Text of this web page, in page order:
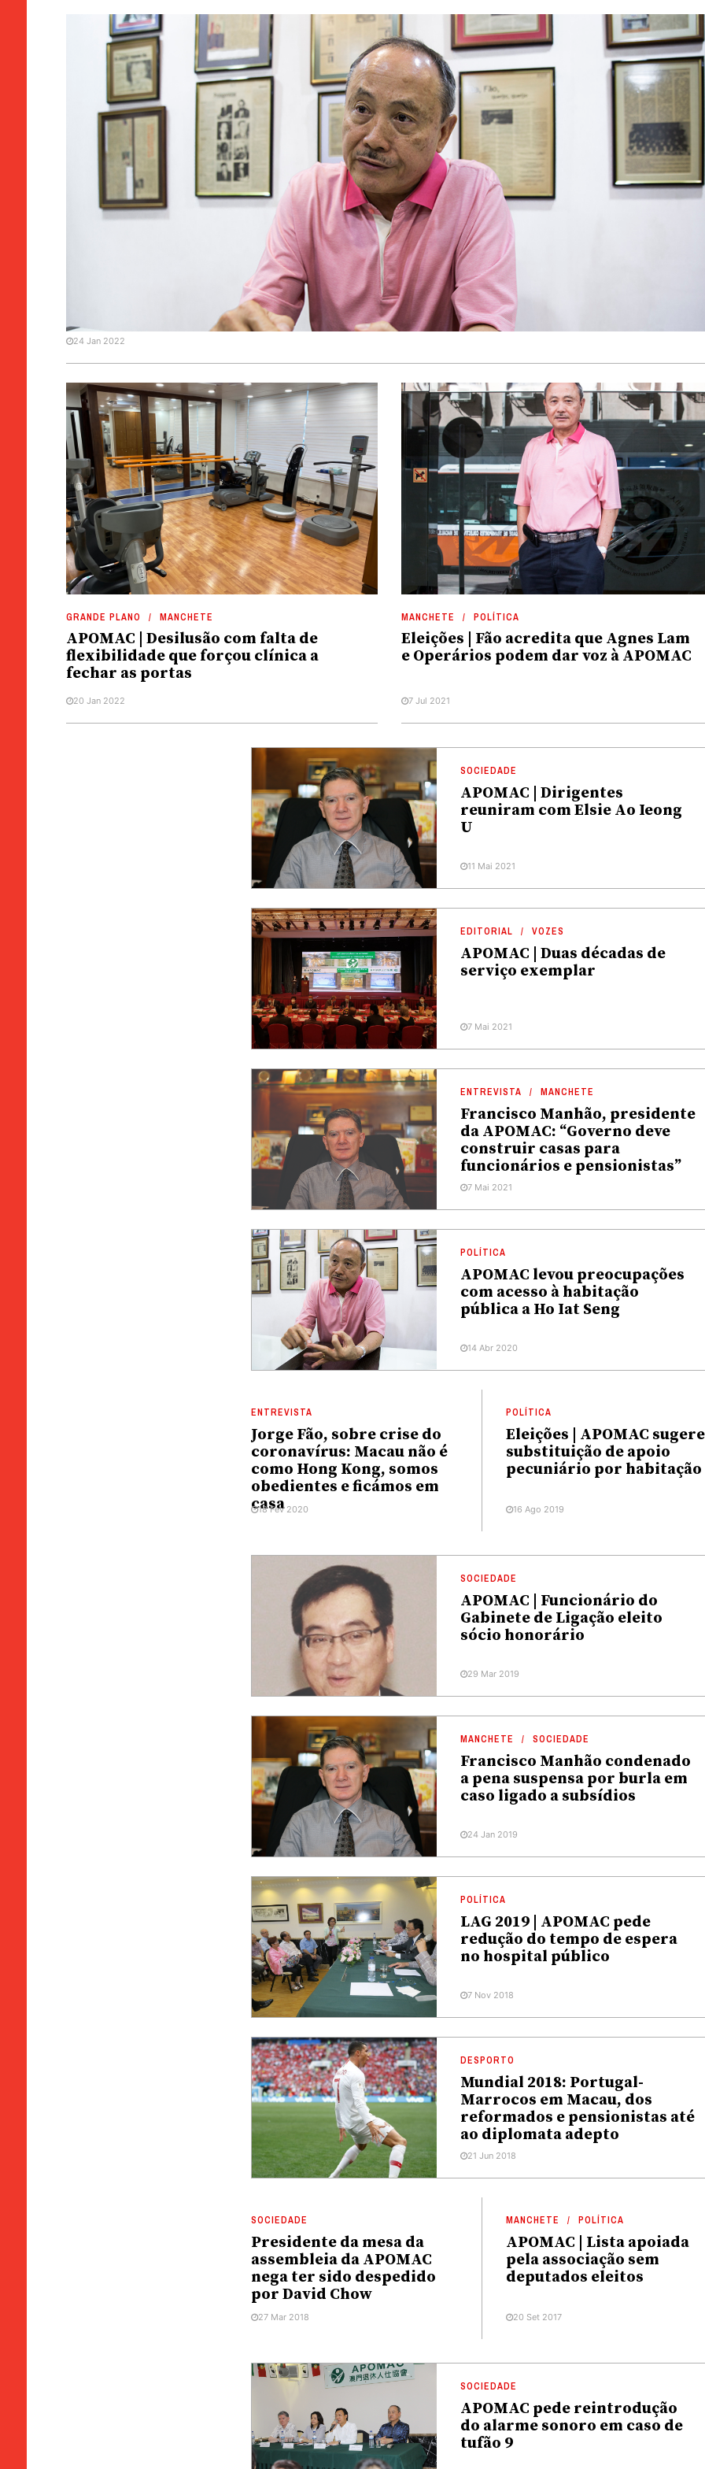
Associativismo | Jorge Fão acha que APOMAC está a ser
tratada injustamente
24 Jan 2022
GRANDE PLANO MANCHETE
APOMAC | Desilusão com falta de
flexibilidade que forçou clínica a
fechar as portas
20 Jan 2022
MANCHETE POLÍTICA
Eleições | Fão acredita que Agnes Lam
e Operários podem dar voz à APOMAC
7 Jul 2021
SOCIEDADE
APOMAC | Dirigentes
reuniram com Elsie Ao Ieong
U
11 Mai 2021
EDITORIAL VOZES
APOMAC | Duas décadas de
serviço exemplar
7 Mai 2021
ENTREVISTA MANCHETE
Francisco Manhão, presidente
da APOMAC: “Governo deve
construir casas para
funcionários e pensionistas”
7 Mai 2021
POLÍTICA
APOMAC levou preocupações
com acesso à habitação
pública a Ho Iat Seng
14 Abr 2020
ENTREVISTA
Jorge Fão, sobre crise do
coronavírus: Macau não é
como Hong Kong, somos
obedientes e ficámos em
casa
18 Fev 2020
POLÍTICA
Eleições | APOMAC sugere
substituição de apoio
pecuniário por habitação
16 Ago 2019
SOCIEDADE
APOMAC | Funcionário do
Gabinete de Ligação eleito
sócio honorário
29 Mar 2019
MANCHETE SOCIEDADE
Francisco Manhão condenado
a pena suspensa por burla em
caso ligado a subsídios
24 Jan 2019
POLÍTICA
LAG 2019 | APOMAC pede
redução do tempo de espera
no hospital público
7 Nov 2018
DESPORTO
Mundial 2018: Portugal-
Marrocos em Macau, dos
reformados e pensionistas até
ao diplomata adepto
21 Jun 2018
SOCIEDADE
Presidente da mesa da
assembleia da APOMAC
nega ter sido despedido
por David Chow
27 Mar 2018
MANCHETE POLÍTICA
APOMAC | Lista apoiada
pela associação sem
deputados eleitos
20 Set 2017
SOCIEDADE
APOMAC pede reintrodução
do alarme sonoro em caso de
tufão 9